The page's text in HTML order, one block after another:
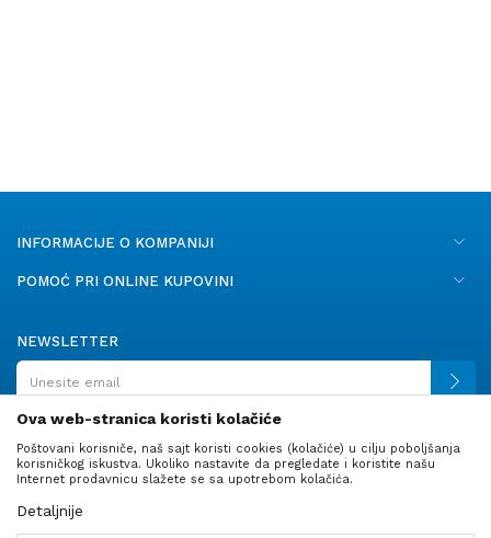
INFORMACIJE O KOMPANIJI
POMOĆ PRI ONLINE KUPOVINI
NEWSLETTER
PRATITE NAS
Ova web-stranica koristi kolačiće
Poštovani korisniče, naš sajt koristi cookies (kolačiće) u cilju poboljšanja
korisničkog iskustva. Ukoliko nastavite da pregledate i koristite našu
Internet prodavnicu slažete se sa upotrebom kolačića.
Detaljnije